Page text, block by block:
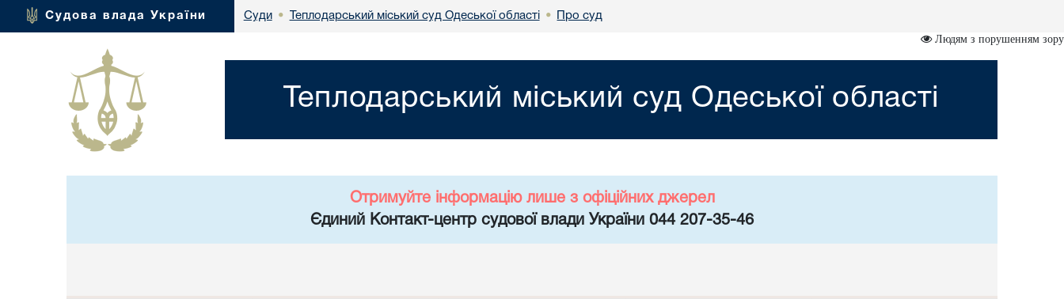
Судова влада України Суди • Теплодарський міський суд Одеської області • Про суд
Людям з порушенням зору
Теплодарський міський суд Одеської області
Отримуйте інформацію лише з офіційних джерел
Єдиний Контакт-центр судової влади України 044 207-35-46